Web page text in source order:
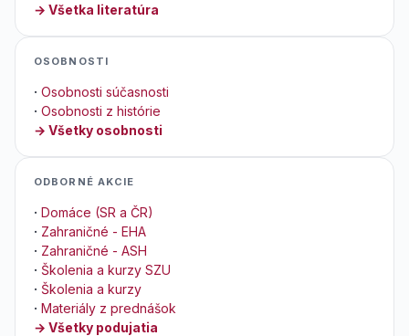
→ Všetka literatúra
OSOBNOSTI
· Osobnosti súčasnosti
· Osobnosti z histórie
→ Všetky osobnosti
ODBORNÉ AKCIE
· Domáce (SR a ČR)
· Zahraničné - EHA
· Zahraničné - ASH
· Školenia a kurzy SZU
· Školenia a kurzy
· Materiály z prednášok
→ Všetky podujatia